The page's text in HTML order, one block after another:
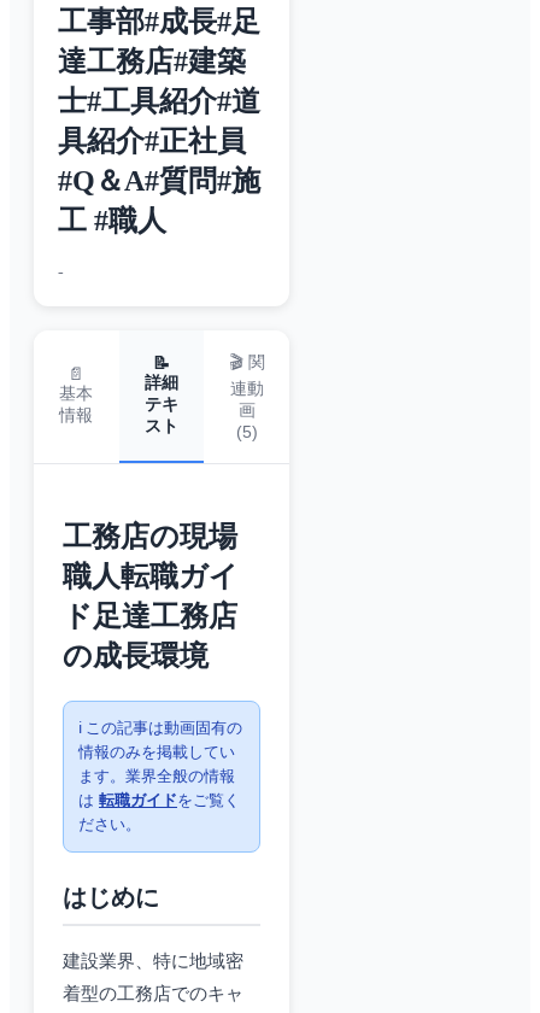
工事部#成長#足
達工務店#建築
士#工具紹介#道
具紹介#正社員
#Q＆A#質問#施
工 #職人
-
📄
基本
情報
📝
詳細
テキ
スト
🎬 関
連動
画
(5)
工務店の現場
職人転職ガイ
ド足達工務店
の成長環境
ℹ️ この記事は動画固有の
情報のみを掲載してい
ます。業界全般の情報
は 転職ガイドをご覧く
ださい。
はじめに
建設業界、特に地域密
着型の工務店でのキャ